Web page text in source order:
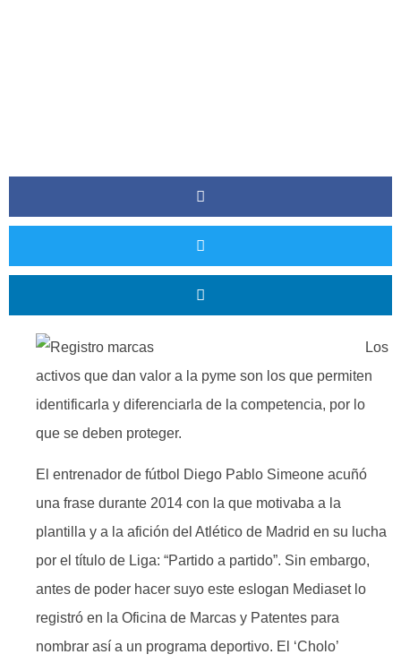
Los
activos que dan valor a la pyme son los que permiten
identificarla y diferenciarla de la competencia, por lo
que se deben proteger.
El entrenador de fútbol Diego Pablo Simeone acuñó
una frase durante 2014 con la que motivaba a la
plantilla y a la afición del Atlético de Madrid en su lucha
por el título de Liga: “Partido a partido”. Sin embargo,
antes de poder hacer suyo este eslogan Mediaset lo
registró en la Oficina de Marcas y Patentes para
nombrar así a un programa deportivo. El ‘Cholo’